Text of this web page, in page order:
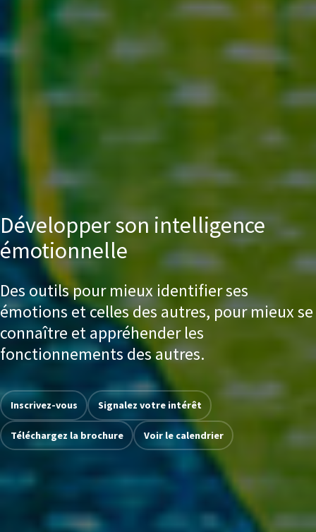
Développer son intelligence
émotionnelle
Des outils pour mieux identifier ses
émotions et celles des autres, pour mieux se
connaître et appréhender les
fonctionnements des autres.
Inscrivez-vous Signalez votre intérêt
Téléchargez la brochure Voir le calendrier